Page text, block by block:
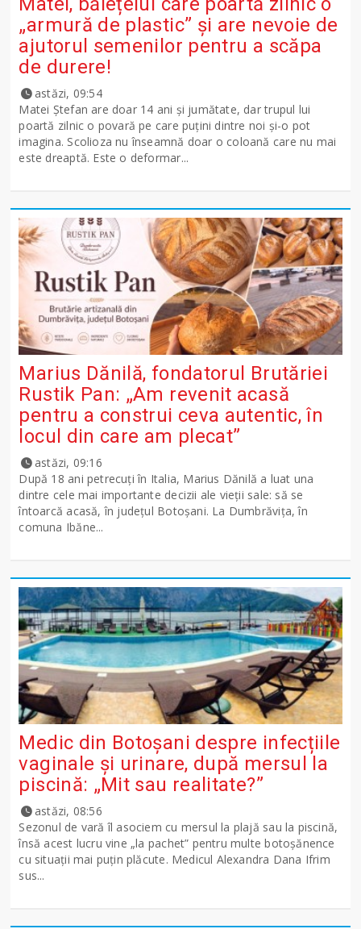
„armură de plastic” și are nevoie de
ajutorul semenilor pentru a scăpa
de durere!
astăzi, 09:54
Matei Ștefan are doar 14 ani și jumătate, dar trupul lui
poartă zilnic o povară pe care puțini dintre noi și-o pot
imagina. Scolioza nu înseamnă doar o coloană care nu mai
este dreaptă. Este o deformar...
Marius Dănilă, fondatorul Brutăriei
Rustik Pan: „Am revenit acasă
pentru a construi ceva autentic, în
locul din care am plecat”
astăzi, 09:16
După 18 ani petrecuți în Italia, Marius Dănilă a luat una
dintre cele mai importante decizii ale vieții sale: să se
întoarcă acasă, în județul Botoșani. La Dumbrăvița, în
comuna Ibăne...
Medic din Botoșani despre infecțiile
vaginale și urinare, după mersul la
piscină: „Mit sau realitate?”
astăzi, 08:56
Sezonul de vară îl asociem cu mersul la plajă sau la piscină,
însă acest lucru vine „la pachet” pentru multe botoșănence
cu situații mai puțin plăcute. Medicul Alexandra Dana Ifrim
sus...